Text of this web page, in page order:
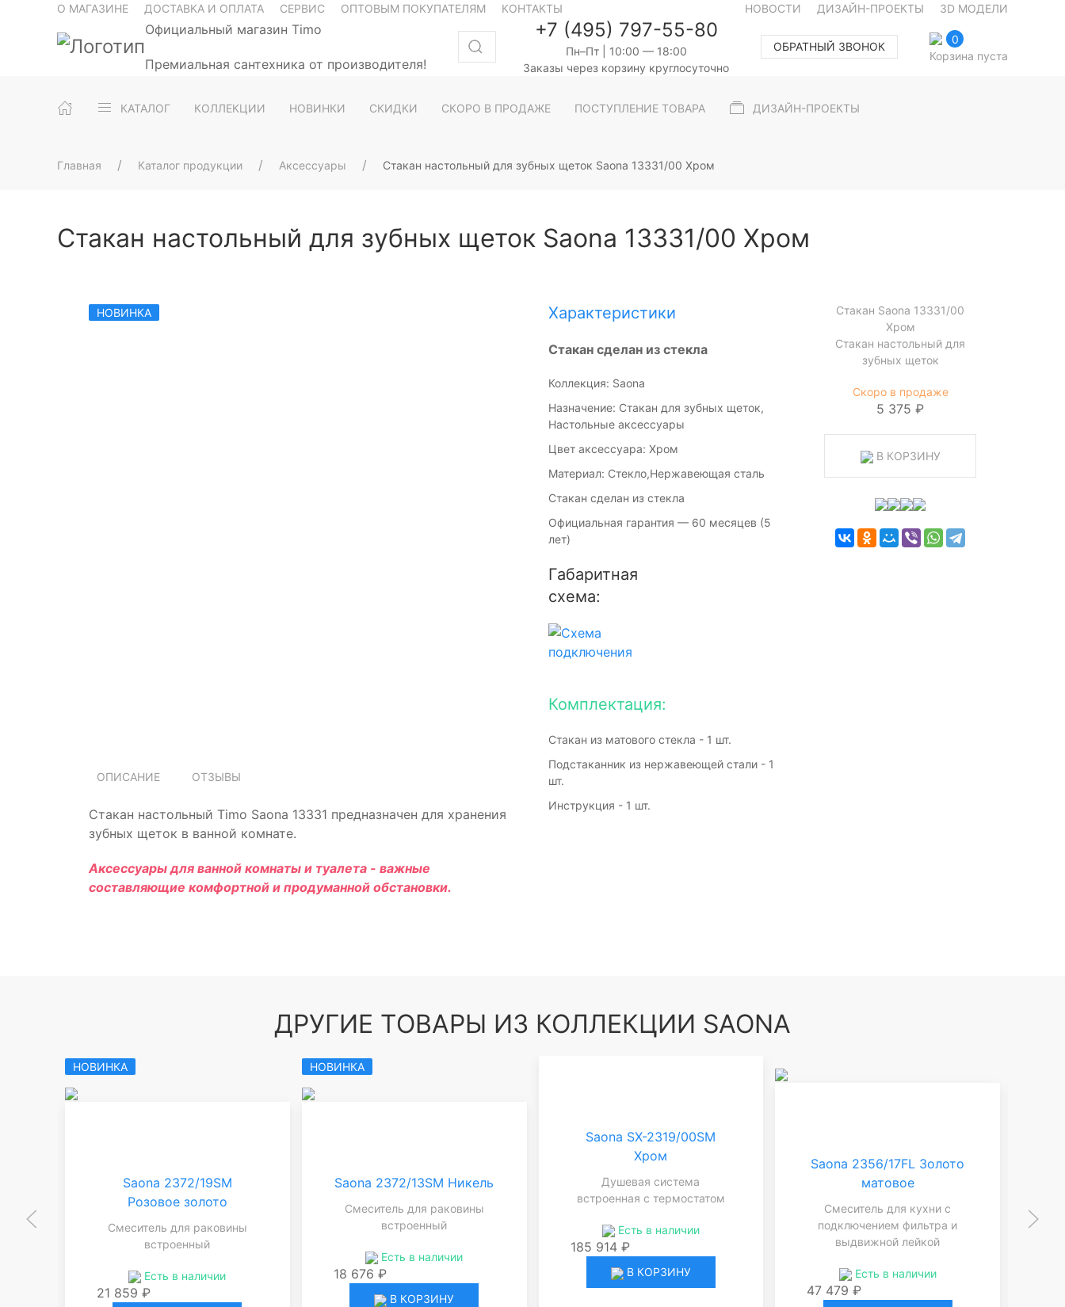
О МАГАЗИНЕ ДОСТАВКА И ОПЛАТА СЕРВИС ОПТОВЫМ ПОКУПАТЕЛЯМ КОНТАКТЫ НОВОСТИ ДИЗАЙН-ПРОЕКТЫ 3D МОДЕЛИ
Официальный магазин Timo
Премиальная сантехника от производителя!
+7 (495) 797-55-80
Пн–Пт | 10:00 — 18:00
Заказы через корзину круглосуточно
ОБРАТНЫЙ ЗВОНОК
0
Корзина пуста
КАТАЛОГ КОЛЛЕКЦИИ НОВИНКИ СКИДКИ СКОРО В ПРОДАЖЕ ПОСТУПЛЕНИЕ ТОВАРА ДИЗАЙН-ПРОЕКТЫ
Главная Каталог продукции Аксессуары Стакан настольный для зубных щеток Saona 13331/00 Хром
Стакан настольный для зубных щеток Saona 13331/00 Хром
НОВИНКА
ОПИСАНИЕ ОТЗЫВЫ
Стакан настольный Timo Saona 13331 предназначен для хранения
зубных щеток в ванной комнате.
Аксессуары для ванной комнаты и туалета - важные
составляющие комфортной и продуманной обстановки.
Стакан Saona 13331/00
Хром
Стакан настольный для
зубных щеток
Скоро в продаже
5 375 ₽
В КОРЗИНУ
Характеристики
Стакан сделан из стекла
Коллекция: Saona
Назначение: Стакан для зубных щеток,
Настольные аксессуары
Цвет аксессуара: Хром
Материал: Стекло,Нержавеющая сталь
Стакан сделан из стекла
Официальная гарантия — 60 месяцев (5
лет)
Габаритная
схема:
Комплектация:
Стакан из матового стекла - 1 шт.
Подстаканник из нержавеющей стали - 1
шт.
Инструкция - 1 шт.
ДРУГИЕ ТОВАРЫ ИЗ КОЛЛЕКЦИИ SAONA
НОВИНКА
Saona 2372/19SM
Розовое золото
Смеситель для раковины
встроенный
Есть в наличии
21 859 ₽
НОВИНКА
Saona 2372/13SM Никель
Смеситель для раковины
встроенный
Есть в наличии
18 676 ₽
В КОРЗИНУ
Saona SX-2319/00SM
Хром
Душевая система
встроенная с термостатом
Есть в наличии
185 914 ₽
В КОРЗИНУ
Saona 2356/17FL Золото
матовое
Смеситель для кухни с
подключением фильтра и
выдвижной лейкой
Есть в наличии
47 479 ₽